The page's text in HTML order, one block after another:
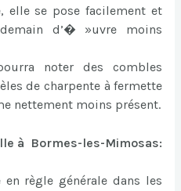
elle se pose facilement et
d’� »uvre moins
noter des combles
de charpente à fermette
nettement moins présent.
à Bormes-les-Mimosas:
en règle générale dans les